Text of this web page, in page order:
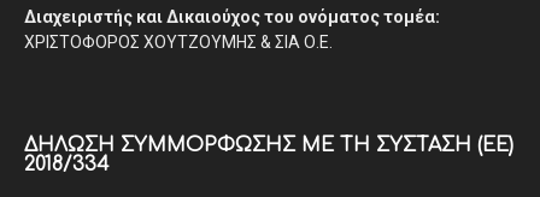
Διαχειριστής και Δικαιούχος του ονόματος τομέα:
ΧΡΙΣΤΟΦΟΡΟΣ ΧΟΥΤΖΟΥΜΗΣ & ΣΙΑ Ο.Ε.
ΔΉΛΩΣΗ ΣΥΜΜΌΡΦΩΣΗΣ ΜΕ ΤΗ ΣΎΣΤΑΣΗ (ΕΕ)
2018/334